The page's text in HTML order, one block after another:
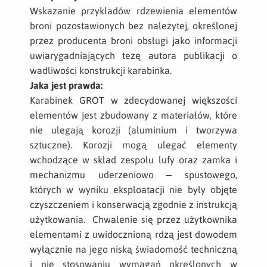
Wskazanie przykładów rdzewienia elementów
broni pozostawionych bez należytej, określonej
przez producenta broni obsługi jako informacji
uwiarygadniających tezę autora publikacji o
wadliwości konstrukcji karabinka.
Jaka jest prawda:
Karabinek GROT w zdecydowanej większości
elementów jest zbudowany z materiałów, które
nie ulegają korozji (aluminium i tworzywa
sztuczne). Korozji mogą ulegać elementy
wchodzące w skład zespołu lufy oraz zamka i
mechanizmu uderzeniowo – spustowego,
których w wyniku eksploatacji nie były objęte
czyszczeniem i konserwacją zgodnie z instrukcją
użytkowania. Chwalenie się przez użytkownika
elementami z uwidocznioną rdzą jest dowodem
wyłącznie na jego niską świadomość techniczną
i nie stosowaniu wymagań określonych w